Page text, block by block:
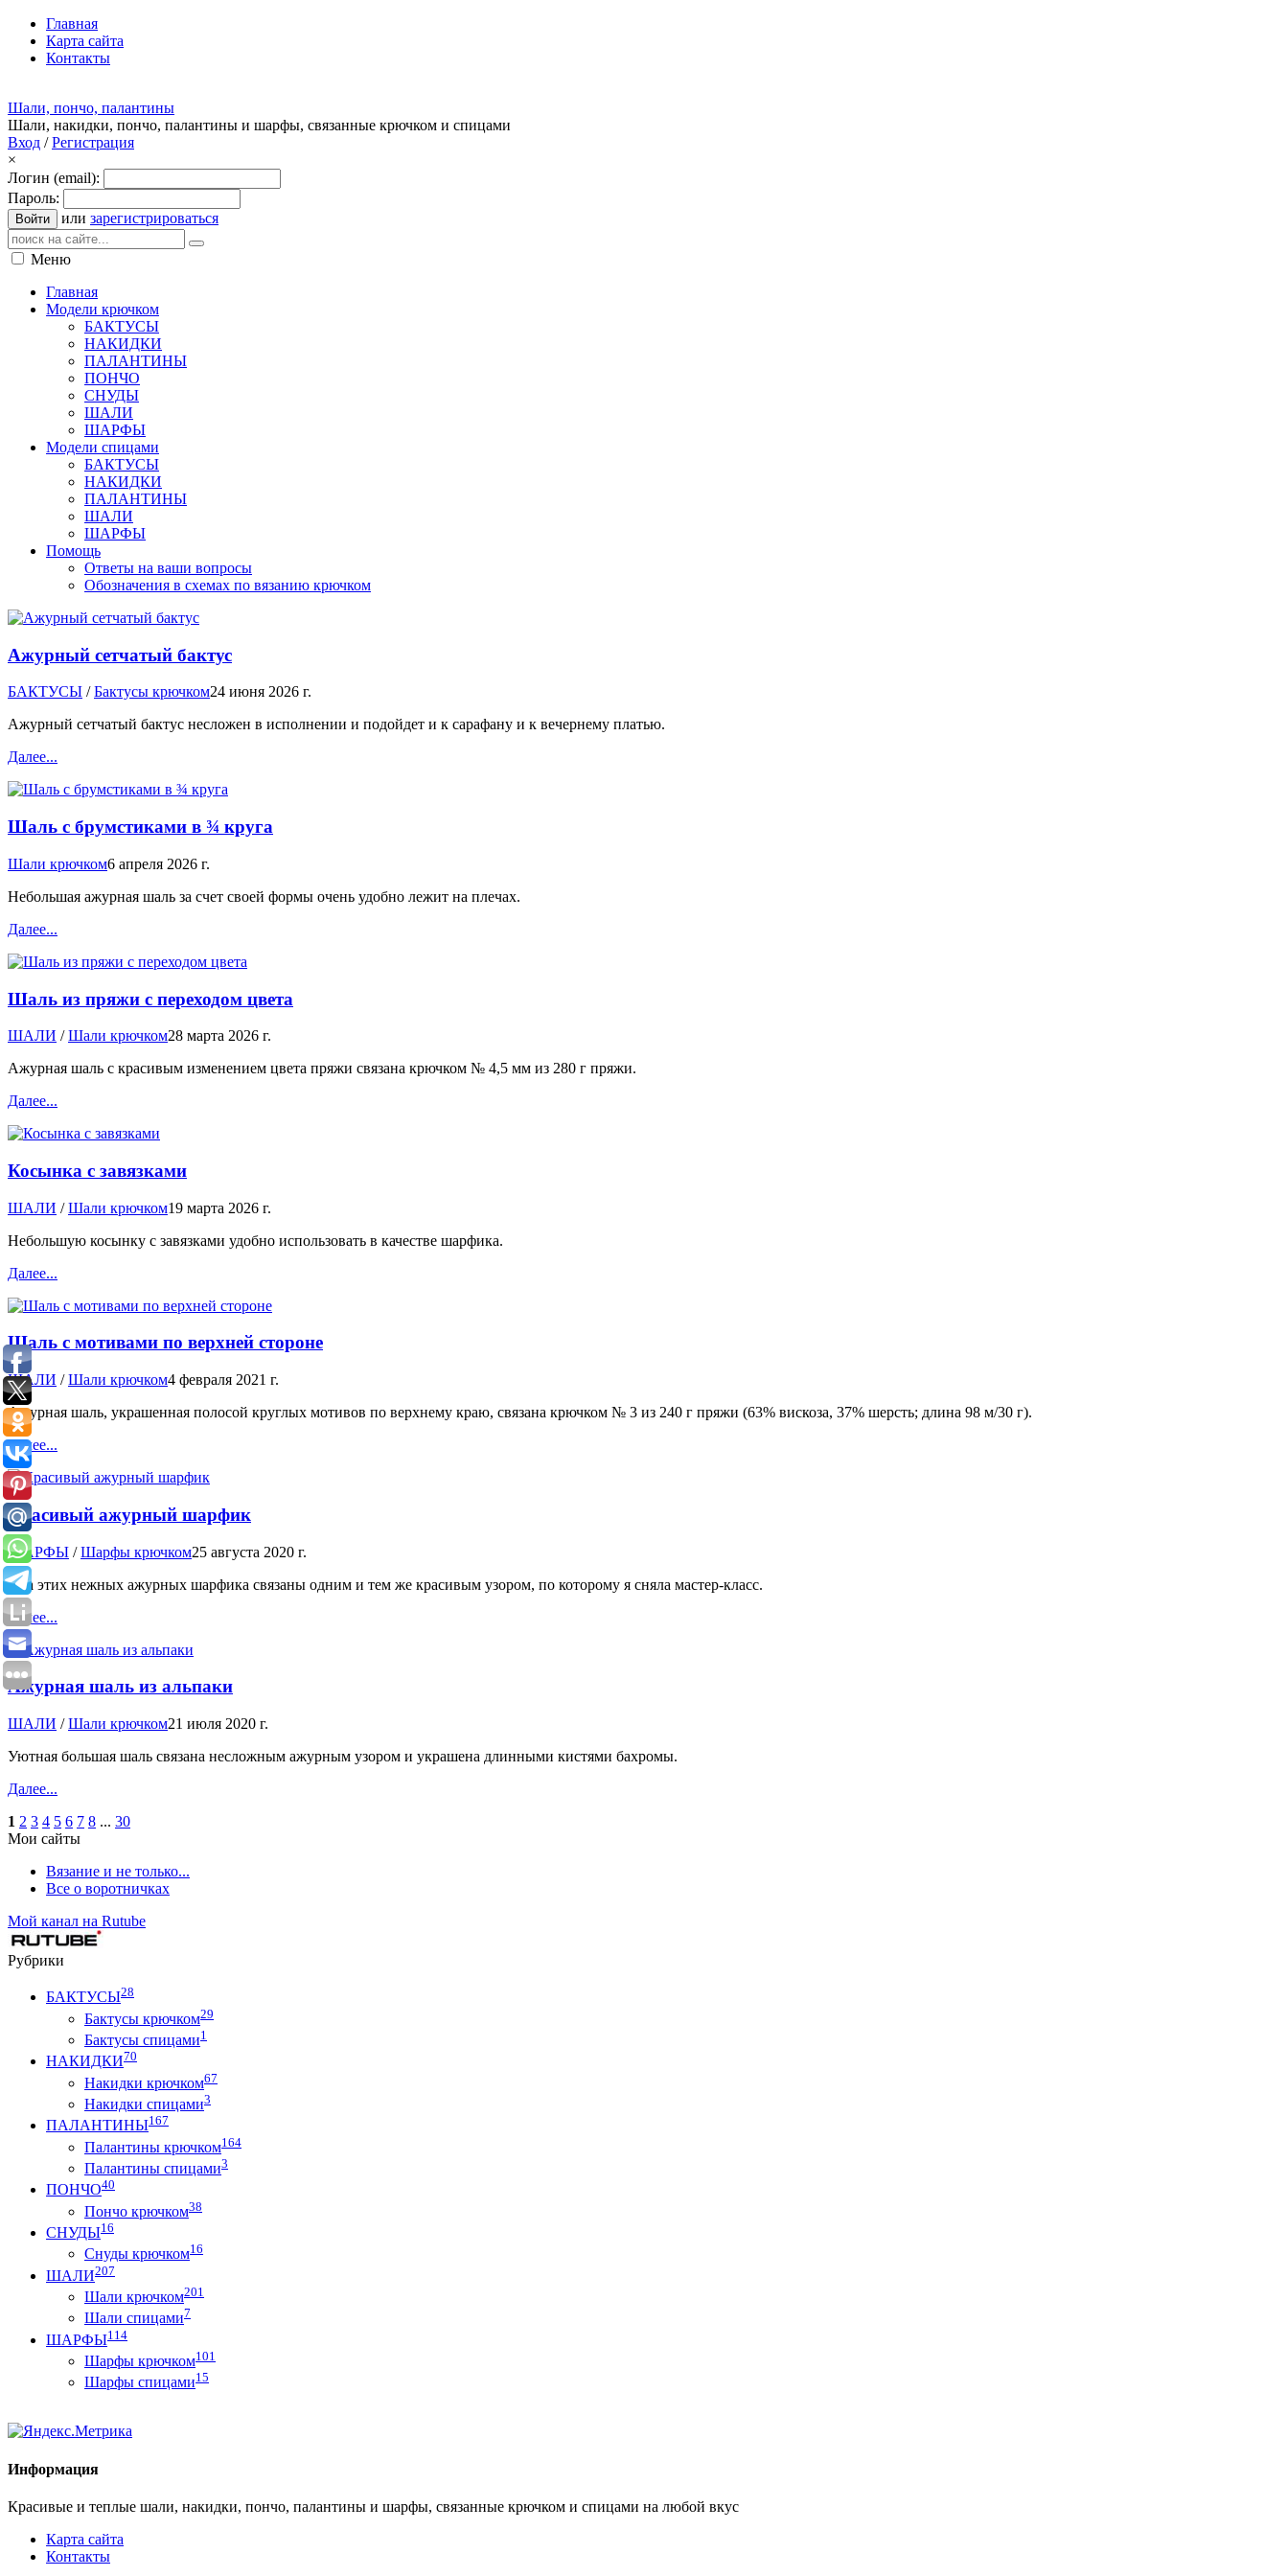
Главная
Карта сайта
Контакты
Шали, пончо, палантины
Шали, накидки, пончо, палантины и шарфы, связанные крючком и спицами
Вход /Регистрация
×
Логин (email):
Пароль:
Войти или зарегистрироваться
Меню
Главная
Модели крючком
БАКТУСЫ
НАКИДКИ
ПАЛАНТИНЫ
ПОНЧО
СНУДЫ
ШАЛИ
ШАРФЫ
Модели спицами
БАКТУСЫ
НАКИДКИ
ПАЛАНТИНЫ
ШАЛИ
ШАРФЫ
Помощь
Ответы на ваши вопросы
Обозначения в схемах по вязанию крючком
Ажурный сетчатый бактус
БАКТУСЫ /Бактусы крючком24 июня 2026 г.
Ажурный сетчатый бактус несложен в исполнении и подойдет и к сарафану и к вечернему платью.
Далее...
Шаль с брумстиками в ¾ круга
Шали крючком6 апреля 2026 г.
Небольшая ажурная шаль за счет своей формы очень удобно лежит на плечах.
Далее...
Шаль из пряжи с переходом цвета
ШАЛИ /Шали крючком28 марта 2026 г.
Ажурная шаль с красивым изменением цвета пряжи связана крючком № 4,5 мм из 280 г пряжи.
Далее...
Косынка с завязками
ШАЛИ /Шали крючком19 марта 2026 г.
Небольшую косынку с завязками удобно использовать в качестве шарфика.
Далее...
Шаль с мотивами по верхней стороне
ШАЛИ /Шали крючком4 февраля 2021 г.
Ажурная шаль, украшенная полосой круглых мотивов по верхнему краю, связана крючком № 3 из 240 г пряжи (63% вискоза, 37% шерсть; длина 98 м/30 г).
Далее...
Красивый ажурный шарфик
ШАРФЫ /Шарфы крючком25 августа 2020 г.
Оба этих нежных ажурных шарфика связаны одним и тем же красивым узором, по которому я сняла мастер-класс.
Далее...
Ажурная шаль из альпаки
ШАЛИ /Шали крючком21 июля 2020 г.
Уютная большая шаль связана несложным ажурным узором и украшена длинными кистями бахромы.
Далее...
1 2 3 4 5 6 7 8 ... 30
Мои сайты
Вязание и не только...
Все о воротничках
Мой канал на Rutube
Рубрики
БАКТУСЫ28
Бактусы крючком29
Бактусы спицами1
НАКИДКИ70
Накидки крючком67
Накидки спицами3
ПАЛАНТИНЫ167
Палантины крючком164
Палантины спицами3
ПОНЧО40
Пончо крючком38
СНУДЫ16
Снуды крючком16
ШАЛИ207
Шали крючком201
Шали спицами7
ШАРФЫ114
Шарфы крючком101
Шарфы спицами15
Информация
Красивые и теплые шали, накидки, пончо, палантины и шарфы, связанные крючком и спицами на любой вкус
Карта сайта
Контакты